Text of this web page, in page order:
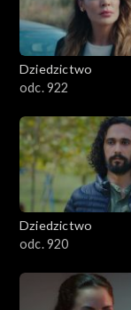
Dziedzictwo
odc. 922
Dziedzictwo
odc. 920